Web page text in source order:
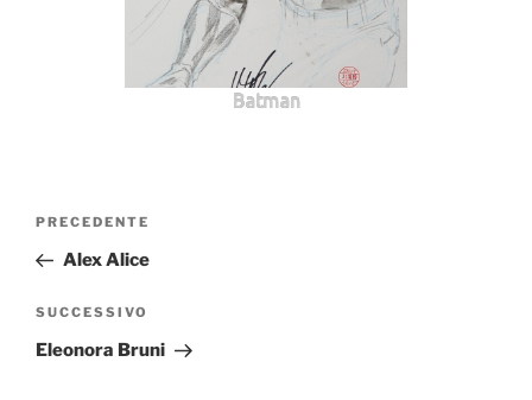
Batman
Navigazione
Articolo
precedente:
PRECEDENTE
Alex Alice
Articolo
successivo
SUCCESSIVO
Eleonora Bruni